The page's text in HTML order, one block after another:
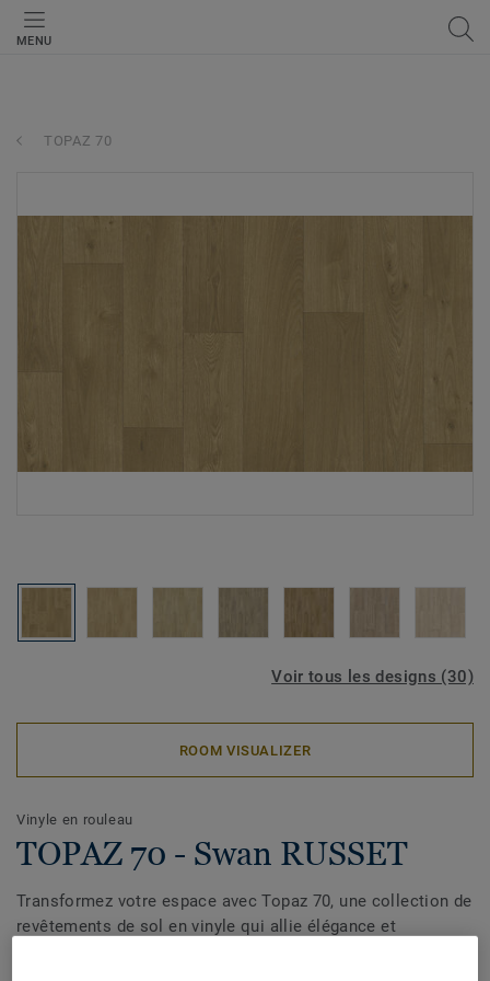
MENU
TOPAZ 70
Voir tous les designs (30)
ROOM VISUALIZER
Vinyle en rouleau
TOPAZ 70 - Swan RUSSET
Transformez votre espace avec Topaz 70, une collection de
revêtements de sol en vinyle qui allie élégance et